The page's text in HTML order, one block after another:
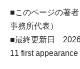
■このページの著者
事務所代表）
■最終更新日
11 first appearance